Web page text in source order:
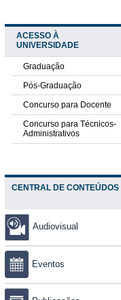
ACESSO À
UNIVERSIDADE
Graduação
Pós-Graduação
Concurso para Docente
Concurso para Técnicos-
Administrativos
CENTRAL DE CONTEÚDOS
Audiovisual
Eventos